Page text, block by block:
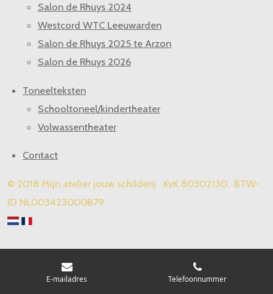
Salon de Rhuys 2024
Westcord WTC Leeuwarden
Salon de Rhuys 2025 te Arzon
Salon de Rhuys 2026
Toneelteksten
Schooltoneel/kindertheater
Volwassentheater
Contact
© 2018 Mijn atelier jouw schilderij KvK 80302130. BTW-
ID NL003423000B79
E-mailadres Telefoonnummer